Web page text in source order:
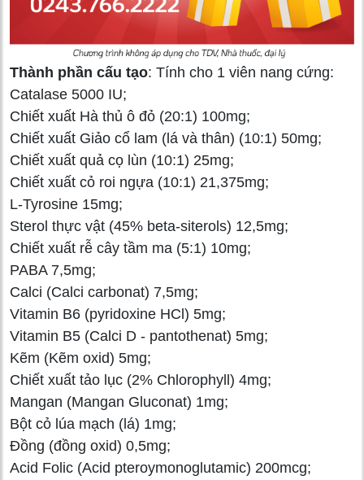
Thành phần cấu tạo: Tính cho 1 viên nang cứng:
Catalase 5000 IU;
Chiết xuất Hà thủ ô đỏ (20:1) 100mg;
Chiết xuất Giảo cổ lam (lá và thân) (10:1) 50mg;
Chiết xuất quả cọ lùn (10:1) 25mg;
Chiết xuất cỏ roi ngựa (10:1) 21,375mg;
L-Tyrosine 15mg;
Sterol thực vật (45% beta-siterols) 12,5mg;
Chiết xuất rễ cây tầm ma (5:1) 10mg;
PABA 7,5mg;
Calci (Calci carbonat) 7,5mg;
Vitamin B6 (pyridoxine HCl) 5mg;
Vitamin B5 (Calci D - pantothenat) 5mg;
Kẽm (Kẽm oxid) 5mg;
Chiết xuất tảo lục (2% Chlorophyll) 4mg;
Mangan (Mangan Gluconat) 1mg;
Bột cỏ lúa mạch (lá) 1mg;
Đồng (đồng oxid) 0,5mg;
Acid Folic (Acid pteroymonoglutamic) 200mcg;